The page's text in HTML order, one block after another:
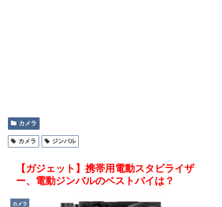
カメラ
カメラ ジンバル
【ガジェット】携帯用電動スタビライザ
ー、電動ジンバルのベストバイは？
カメラ